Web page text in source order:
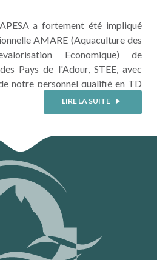
a fortement été impliqué
AMARE (Aquaculture des
Economique) de
Pays de l'Adour, STEE, avec
notre personnel qualifié en TD
de formation ont été
les étudiants ont eu l’occasion
LA SUITE
LIRE LA SUITE